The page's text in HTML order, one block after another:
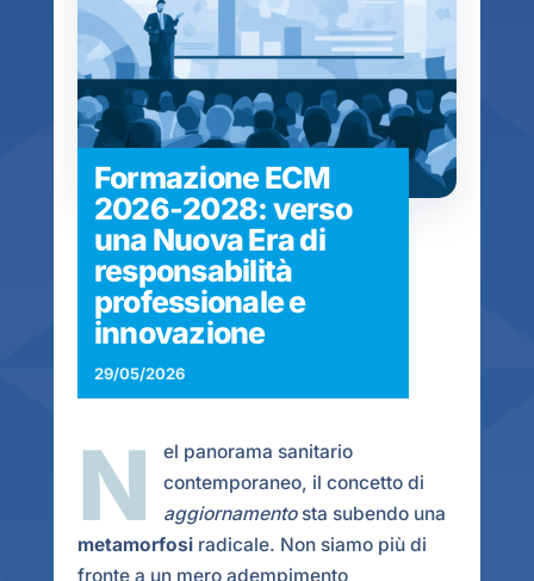
Formazione ECM
2026-2028: verso
una Nuova Era di
responsabilità
professionale e
innovazione
29/05/2026
N
el panorama sanitario
contemporaneo, il concetto di
aggiornamento sta subendo una
metamorfosi radicale. Non siamo più di
fronte a un mero adempimento